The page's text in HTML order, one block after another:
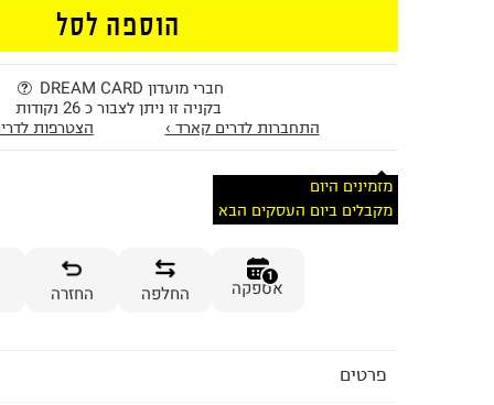
הוספה לסל
חברי מועדון DREAM CARD
בקניה זו ניתן לצבור כ 26 נקודות
התחברות לדרים קארד ›
הצטרפות
מזמינים היום
מקבלים ביום העסקים הבא
1
אספקה החלפה החזרה
פרטים